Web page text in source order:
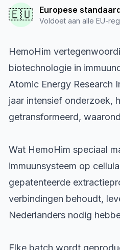
🇪🇺 Europese
Voldoet aan alle EU-
HemoHim
biotechnologie in
Atomic Energy Research
jaar intensief onderzoek,
getransformeerd,
Wat HemoHim speciaal
immuunsysteem op
gepatenteerde
verbindingen behoudt,
Nederlanders nodig
Elke batch wordt